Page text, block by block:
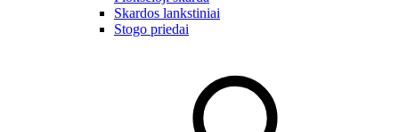
Skardos lankstiniai
Stogo priedai